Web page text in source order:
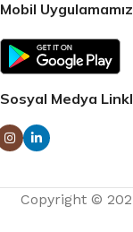
Mobil
Sosyal Medya
Copyright ©